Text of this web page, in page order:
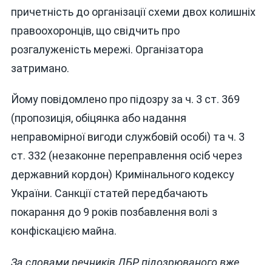
причетність до організації схеми двох колишніх
правоохоронців, що свідчить про
розгалуженість мережі. Організатора
затримано.
Йому повідомлено про підозру за ч. 3 ст. 369
(пропозиція, обіцянка або надання
неправомірної вигоди службовій особі) та ч. 3
ст. 332 (незаконне переправлення осіб через
державний кордон) Кримінального кодексу
України. Санкції статей передбачають
покарання до 9 років позбавлення волі з
конфіскацією майна.
За словами речників ДБР, підозрюваного вже